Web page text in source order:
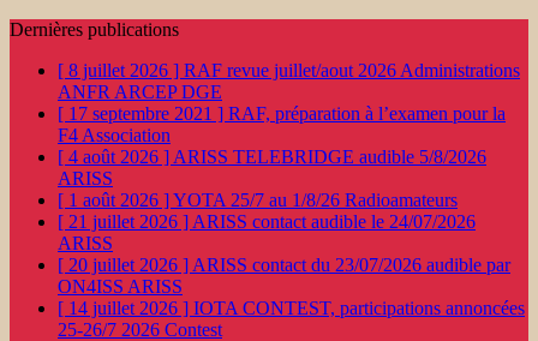
Dernières publications
[ 8 juillet 2026 ] RAF revue juillet/aout 2026 Administrations
ANFR ARCEP DGE
[ 17 septembre 2021 ] RAF, préparation à l’examen pour la
F4 Association
[ 4 août 2026 ] ARISS TELEBRIDGE audible 5/8/2026
ARISS
[ 1 août 2026 ]YOTA 25/7 au 1/8/26 Radioamateurs
[ 21 juillet 2026 ] ARISS contact audible le 24/07/2026
ARISS
[ 20 juillet 2026 ] ARISS contact du 23/07/2026 audible par
ON4ISS ARISS
[ 14 juillet 2026 ] IOTA CONTEST, participations annoncées
25-26/7 2026 Contest